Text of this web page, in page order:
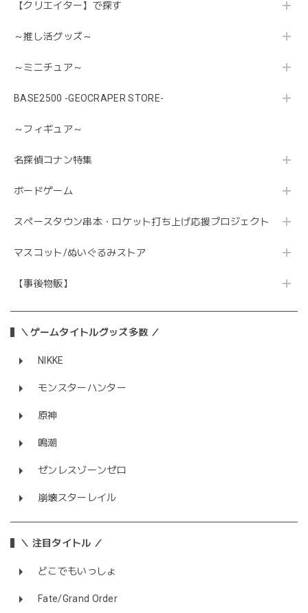
【クリエイター】で探す
～推し活グッズ～
～ミニチュア～
BASE2500 -GEOCRAPER STORE-
～フィギュア～
名探偵コナン特集
ボードゲーム
スペースタウン串本・ロケット打ち上げ応援プロジェクト
マスコット/ぬいぐるみストア
【事後物販】
＼ゲームタイトルグッズ多数 ／
NIKKE
モンスターハンター
原神
鳴潮
ゼンレスゾーンゼロ
崩壊スターレイル
＼ 注目タイトル ／
どこでもいっしょ
Fate/Grand Order